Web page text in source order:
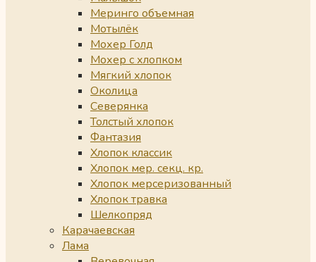
Меринго объемная
Мотылёк
Мохер Голд
Мохер с хлопком
Мягкий хлопок
Околица
Северянка
Толстый хлопок
Фантазия
Хлопок классик
Хлопок мер. секц. кр.
Хлопок мерсеризованный
Хлопок травка
Шелкопряд
Карачаевская
Лама